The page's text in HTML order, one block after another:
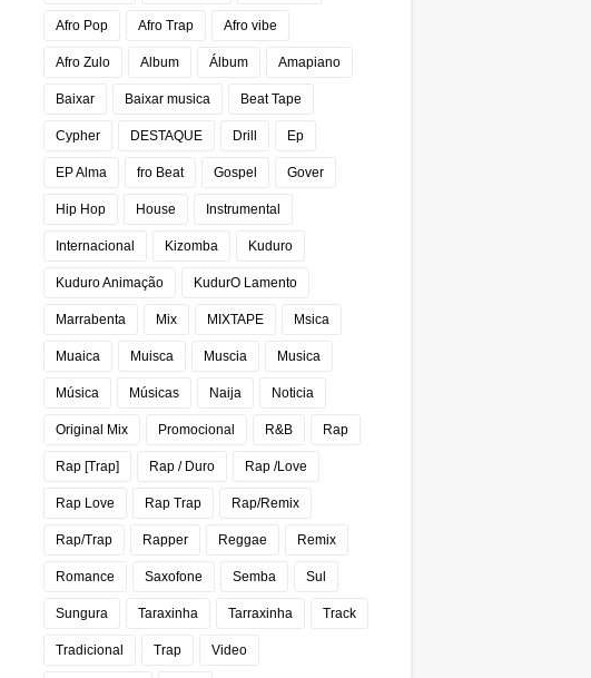
Afro Pop Afro Trap Afro vibe
Afro Zulo Album Álbum Amapiano
Baixar Baixar musica Beat Tape
Cypher DESTAQUE Drill Ep
EP Alma fro Beat Gospel Gover
Hip Hop House Instrumental
Internacional Kizomba Kuduro
Kuduro Animação KudurO Lamento
Marrabenta Mix MIXTAPE Msica
Muaica Muisca Muscia Musica
Música Músicas Naija Noticia
Original Mix Promocional R&B Rap
Rap [Trap] Rap / Duro Rap /Love
Rap Love Rap Trap Rap/Remix
Rap/Trap Rapper Reggae Remix
Romance Saxofone Semba Sul
Sungura Taraxinha Tarraxinha Track
Tradicional Trap Video